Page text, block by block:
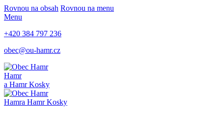
Rovnou na obsah Rovnou na menu
Menu
+420 384 797 236
obec@ou-hamr.cz
Hamr
a Hamr Kosky
Hamra Hamr Kosky